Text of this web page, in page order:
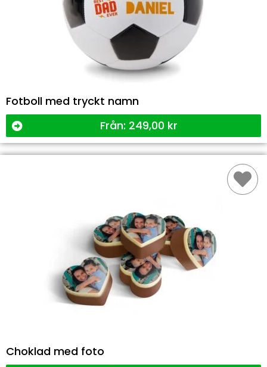
Fotboll med tryckt namn
Från: 249,00 kr
Choklad med foto